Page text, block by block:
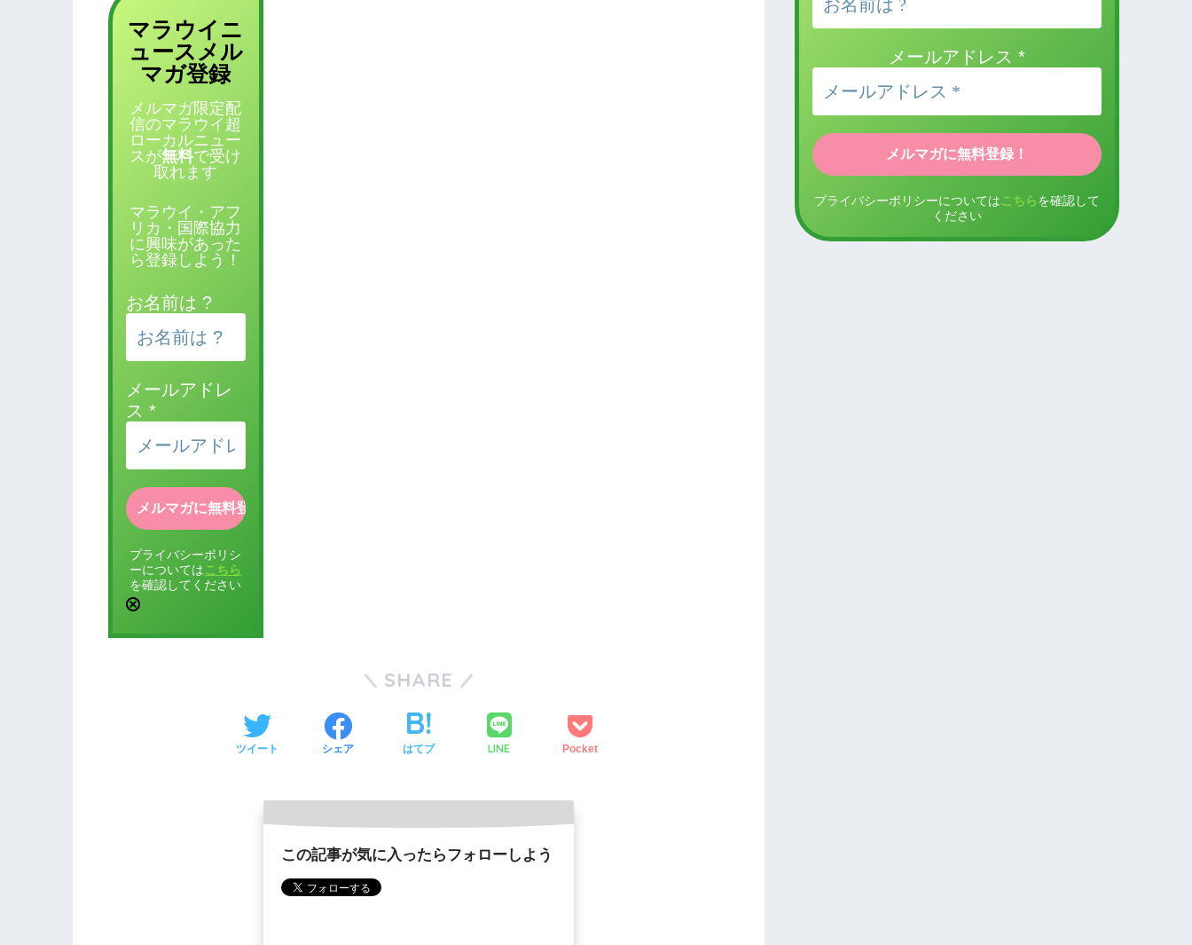
マラウイニ
ュース メル
マガ登録
メルマガ限定配
信のマラウイ超
ローカルニュー
スが無料で受け
取れます
マラウイ・アフ
リカ・国際協力
に興味があった
ら登録しよう！
お名前は ?
メールアドレ
ス *
プライバシーポリシ
ーについては こちら
を確認してください
SHARE
ツイート シェア はてブ LINE Pocket
この記事が気に入ったらフォローしよう
メールアドレス*
プライバシーポリシーについては こちら を確認して
ください